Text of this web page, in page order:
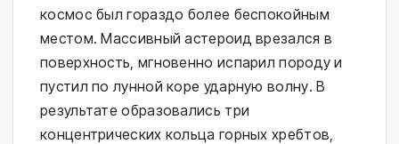
космос был гораздо более беспокойным
местом. Массивный астероид врезался в
поверхность, мгновенно испарил породу и
пустил по лунной коре ударную волну. В
результате образовались три
концентрических кольца горных хребтов,